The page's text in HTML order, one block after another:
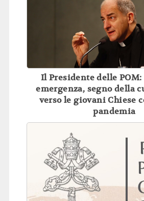
Il Presidente delle
emergenza, segno della
verso le giovani Chiese
pandemia